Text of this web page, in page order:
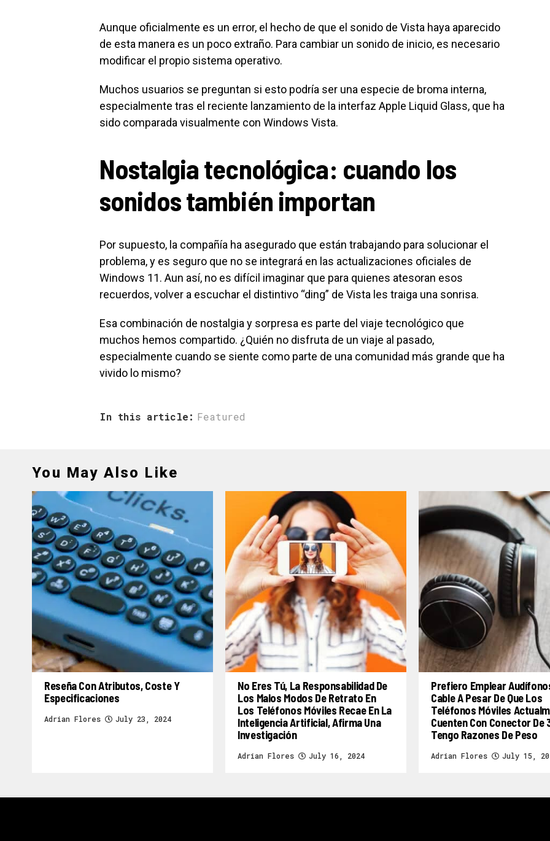
Aunque oficialmente es un error, el hecho de que el sonido de Vista haya aparecido
de esta manera es un poco extraño. Para cambiar un sonido de inicio, es necesario
modificar el propio sistema operativo.
Muchos usuarios se preguntan si esto podría ser una especie de broma interna,
especialmente tras el reciente lanzamiento de la interfaz Apple Liquid Glass, que ha
sido comparada visualmente con Windows Vista.
Nostalgia tecnológica: cuando los
sonidos también importan
Por supuesto, la compañía ha asegurado que están trabajando para solucionar el
problema, y es seguro que no se integrará en las actualizaciones oficiales de
Windows 11. Aun así, no es difícil imaginar que para quienes atesoran esos
recuerdos, volver a escuchar el distintivo “ding” de Vista les traiga una sonrisa.
Esa combinación de nostalgia y sorpresa es parte del viaje tecnológico que
muchos hemos compartido. ¿Quién no disfruta de un viaje al pasado,
especialmente cuando se siente como parte de una comunidad más grande que ha
vivido lo mismo?
In this article: Featured
You May Also Like
Reseña Con Atributos, Coste Y
Especificaciones
Adrian Flores July 23, 2024
No Eres Tú, La Responsabilidad De
Los Malos Modos De Retrato En
Los Teléfonos Móviles Recae En La
Inteligencia Artificial, Afirma Una
Investigación
Adrian Flores July 16, 2024
Prefiero Emplear
Cable A Pesar De Que Los
Teléfonos Móviles
Cuenten Con Conector De
Tengo Razones De Peso
Adrian Flores July 15,